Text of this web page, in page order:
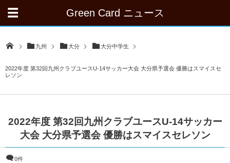
Green Card ニュース
九州 大分 大分中学生
2022年度 第32回九州クラブユースU-14サッカー大会 大分県予選会 優勝はスマイスセ
レソン
2022年度 第32回九州クラブユースU-14サッカー
大会 大分県予選会 優勝はスマイスセレソン
0件